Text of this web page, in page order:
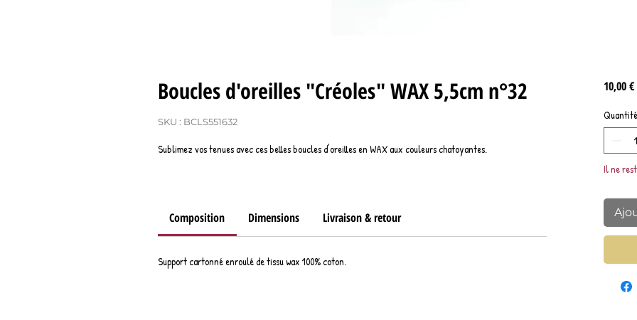
Boucles d'oreilles "Créoles" WAX 5,5cm n°32
SKU : BCLS551632
Sublimez vos tenues avec ces belles boucles d'oreilles en WAX aux couleurs chatoyantes.
Composition Dimensions Livraison & retour
Support cartonné enroulé de tissu wax 100% coton.
10,00 €
Quantité
Il ne